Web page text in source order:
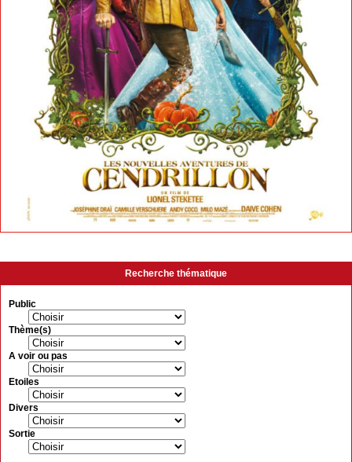
Recherche thématique
Public
Thème(s)
A voir ou pas
Etoiles
Divers
Sortie